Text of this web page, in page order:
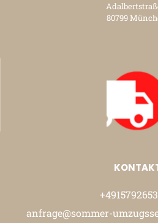
80799
anfrage@sommer-